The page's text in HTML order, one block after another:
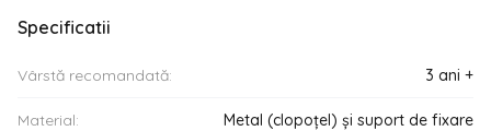
Specificatii
Vârstă recomandată: 3 ani +
Material:
Metal (clopoțel) și suport de fixare